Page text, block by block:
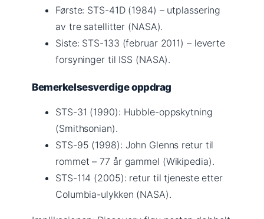
Første: STS-41D (1984) – utplassering
av tre satellitter (NASA).
Siste: STS-133 (februar 2011) – leverte
forsyninger til ISS (NASA).
Bemerkelsesverdige oppdrag
STS-31 (1990): Hubble-oppskytning
(Smithsonian).
STS-95 (1998): John Glenns retur til
rommet – 77 år gammel (Wikipedia).
STS-114 (2005): retur til tjeneste etter
Columbia-ulykken (NASA).